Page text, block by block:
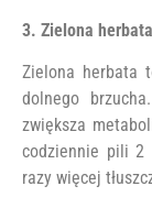
3. Zielona
Zielona herbata
dolnego
zwiększa
codziennie pili 2
razy więcej